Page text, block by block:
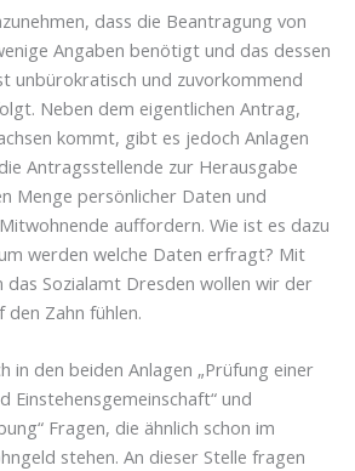
dass die Beantragung von
Angaben benötigt und das dessen
unbürokratisch und zuvorkommend
Neben dem eigentlichen Antrag,
kommt, gibt es jedoch Anlagen
Antragsstellende zur Herausgabe
Menge persönlicher Daten und
auffordern. Wie ist es dazu
werden welche Daten erfragt? Mit
das Sozialamt Dresden wollen wir der
den Zahn fühlen.
in den beiden Anlagen „Prüfung einer
Einstehensgemeinschaft“ und
Fragen, die ähnlich schon im
stehen. An dieser Stelle fragen